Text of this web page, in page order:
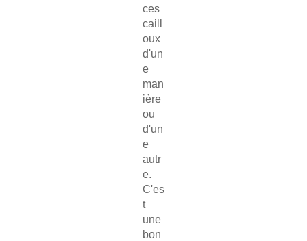
ces
caill
oux
d'un
e
man
ière
ou
d'un
e
autr
e.
C'es
t
une
bon